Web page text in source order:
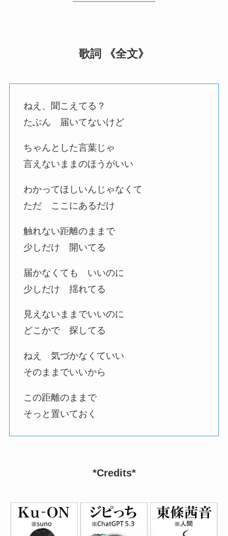
歌詞 《全文》
ねえ、聞こえてる？
たぶん 届いてないけど
ちゃんとした言葉じゃ
言えないままのほうがいい
わかってほしいんじゃなくて
ただ ここにあるだけ
触れない距離のままで
少しだけ 開いてる
届かなくても いいのに
少しだけ 揺れてる
見えないままでいいのに
どこかで 探してる
ねえ 気づかなくていい
そのままでいいから
この距離のままで
そっと置いておく
*Credits*